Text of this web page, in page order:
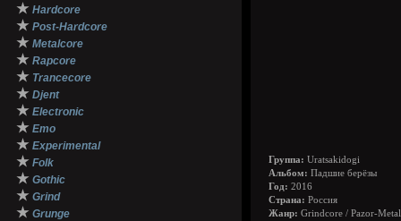
★ Hardcore
★ Post-Hardcore
★ Metalcore
★ Rapcore
★ Trancecore
★ Djent
★ Electronic
★ Emo
★ Experimental
★ Folk
★ Gothic
★ Grind
★ Grunge
Группа: Uratsakidogi
Альбом: Падшие берёзы
Год: 2016
Страна: Россия
Жанр: Grindcore / Pazor-Metal